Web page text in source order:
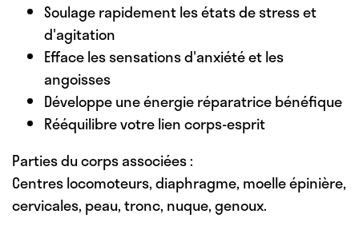
Soulage rapidement les états de stress et
d'agitation
Efface les sensations d'anxiété et les
angoisses
Développe une énergie réparatrice bénéfique
Rééquilibre votre lien corps-esprit
Parties du corps associées :
Centres locomoteurs, diaphragme, moelle épinière,
cervicales, peau, tronc, nuque, genoux.